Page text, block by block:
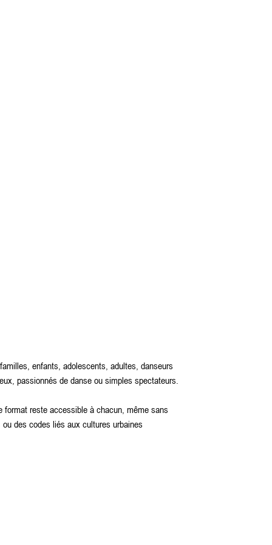
enfants, adolescents, adultes, danseurs
passionnés de danse ou simples spectateurs.
format reste accessible à chacun, même sans
des codes liés aux cultures urbaines